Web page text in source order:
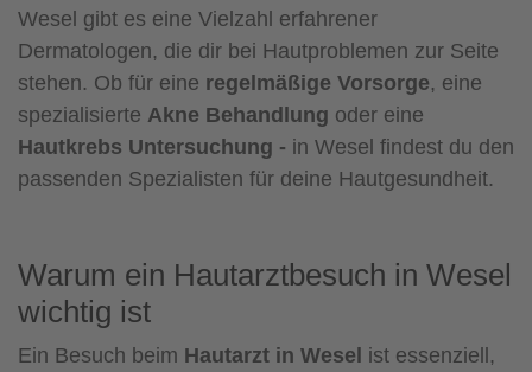
Wesel gibt es eine Vielzahl erfahrener
Dermatologen, die dir bei Hautproblemen zur Seite
stehen. Ob für eine regelmäßige Vorsorge, eine
spezialisierte Akne Behandlung oder eine
Hautkrebs Untersuchung - in Wesel findest du den
passenden Spezialisten für deine Hautgesundheit.
Warum ein Hautarztbesuch in Wesel
wichtig ist
Ein Besuch beim Hautarzt in Wesel ist essenziell,